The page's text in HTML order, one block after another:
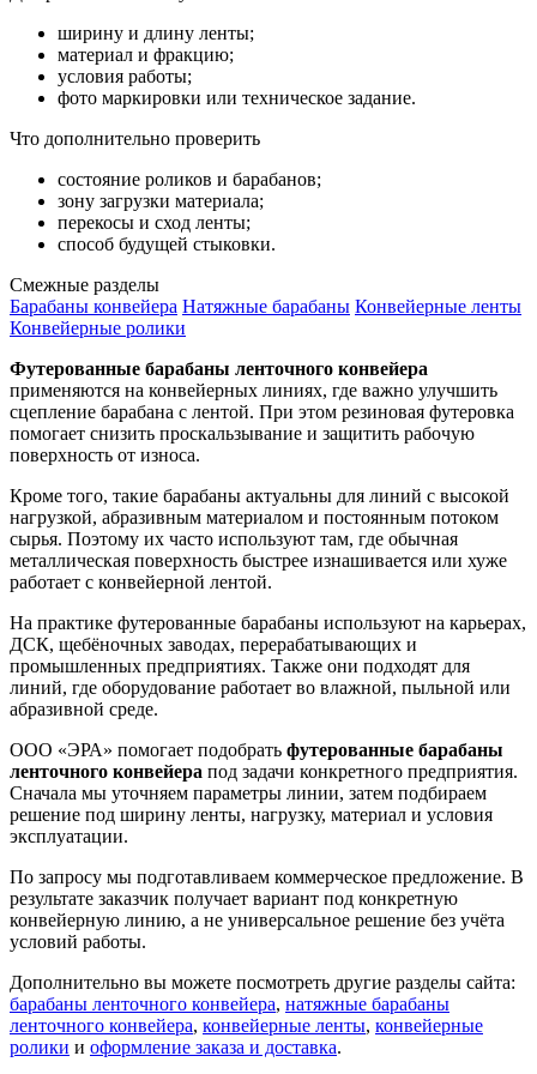
ширину и длину ленты;
материал и фракцию;
условия работы;
фото маркировки или техническое задание.
Что дополнительно проверить
состояние роликов и барабанов;
зону загрузки материала;
перекосы и сход ленты;
способ будущей стыковки.
Смежные разделы
Барабаны конвейера Натяжные барабаны Конвейерные ленты
Конвейерные ролики
Футерованные барабаны ленточного конвейера
применяются на конвейерных линиях, где важно улучшить
сцепление барабана с лентой. При этом резиновая футеровка
помогает снизить проскальзывание и защитить рабочую
поверхность от износа.
Кроме того, такие барабаны актуальны для линий с высокой
нагрузкой, абразивным материалом и постоянным потоком
сырья. Поэтому их часто используют там, где обычная
металлическая поверхность быстрее изнашивается или хуже
работает с конвейерной лентой.
На практике футерованные барабаны используют на карьерах,
ДСК, щебёночных заводах, перерабатывающих и
промышленных предприятиях. Также они подходят для
линий, где оборудование работает во влажной, пыльной или
абразивной среде.
ООО «ЭРА» помогает подобрать футерованные барабаны
ленточного конвейера под задачи конкретного предприятия.
Сначала мы уточняем параметры линии, затем подбираем
решение под ширину ленты, нагрузку, материал и условия
эксплуатации.
По запросу мы подготавливаем коммерческое предложение. В
результате заказчик получает вариант под конкретную
конвейерную линию, а не универсальное решение без учёта
условий работы.
Дополнительно вы можете посмотреть другие разделы сайта:
барабаны ленточного конвейера, натяжные барабаны
ленточного конвейера, конвейерные ленты, конвейерные
ролики и оформление заказа и доставка.